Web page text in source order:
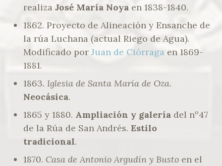
realiza José María Noya en 1838-1840.
1862. Proyecto de Alineación y Ensanche de
la rúa Luchana (actual Riego de Agua).
Modificado por Juan de Ciórraga en 1869-
1881.
1863. Iglesia de Santa María de Oza.
Neocásica.
1865 y 1880. Ampliación y galería del nº47
de la Rúa de San Andrés. Estilo
tradicional.
1870. Casa de Antonio Argudín y Busto en el